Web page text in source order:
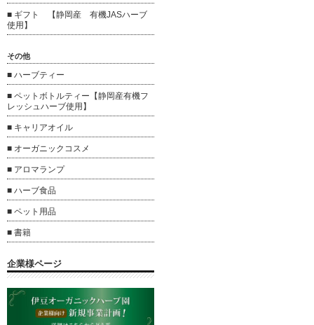
■ ギフト 【静岡産 有機JASハーブ
使用】
その他
■ ハーブティー
■ ペットボトルティー【静岡産有機フ
レッシュハーブ使用】
■ キャリアオイル
■ オーガニックコスメ
■ アロマランプ
■ ハーブ食品
■ ペット用品
■ 書籍
企業様ページ